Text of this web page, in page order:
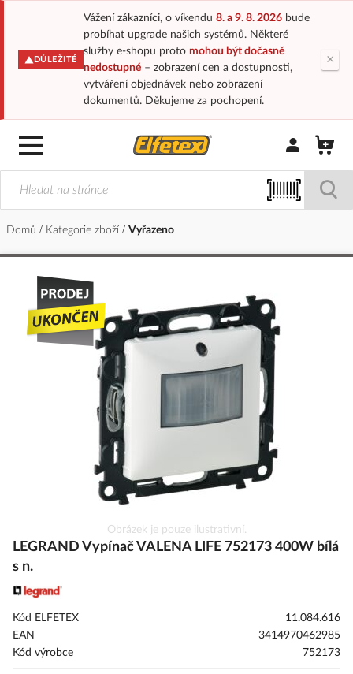
DŮLEŽITÉ
Vážení zákazníci, o víkendu 8. a 9. 8. 2026bude
probíhat upgrade našich systémů. Některé
služby e-shopu proto mohou být dočasně
nedostupné– zobrazení cen a dostupnosti,
vytváření objednávek nebo zobrazení
dokumentů. Děkujeme za pochopení.
×
Přihlásit/
Domů Kategorie zboží Vyřazeno
konec
galerie
na
začátek
s
Obrázek je pouze ilustrativní.
LEGRAND Vypínač VALENA LIFE 752173 400W bílá
s n.
Kód ELFETEX
11.084.616
EAN
3414970462985
Kód výrobce
752173